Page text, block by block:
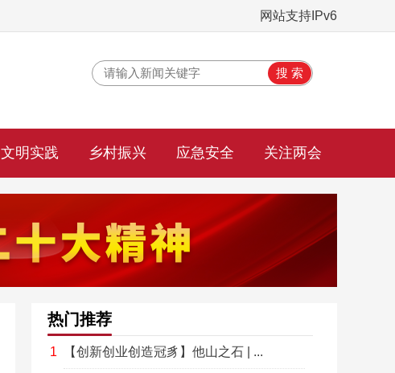
网站支持IPv6
文明实践 乡村振兴 应急安全 关注两会
热门推荐
【创新创业创造冠豸】他山之石 | ...